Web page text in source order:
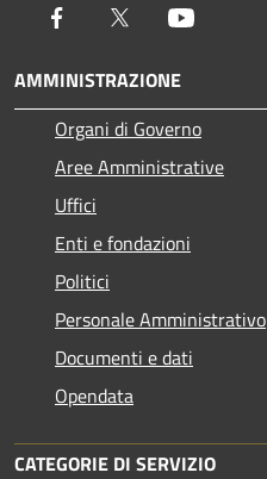
Facebook Twitter
AMMINISTRAZIONE
Organi di Governo
Aree Amministrative
Uffici
Enti e fondazioni
Politici
Personale Amministrativo
Documenti e dati
Opendata
CATEGORIE DI SERVIZIO